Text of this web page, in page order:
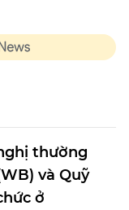
thường
và Quỹ
ở